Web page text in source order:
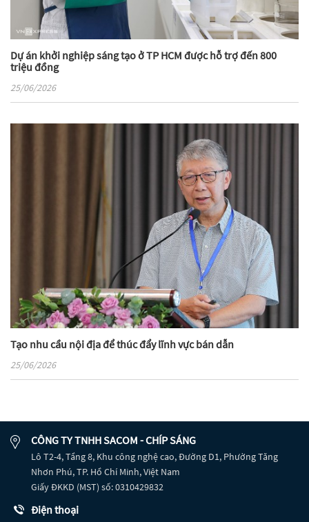
Dự án khởi nghiệp sáng tạo ở TP HCM được hỗ trợ đến 800
triệu đồng
25/06/2026
Tạo nhu cầu nội địa để thúc đẩy lĩnh vực bán dẫn
25/06/2026
CÔNG TY TNHH SACOM - CHÍP SÁNG
Lô T2-4, Tầng 8, Khu công nghệ cao, Đường D1, Phường Tăng
Nhơn Phú, TP. Hồ Chí Minh, Việt Nam
Giấy ĐKKD (MST) số: 0310429832
Điện thoại